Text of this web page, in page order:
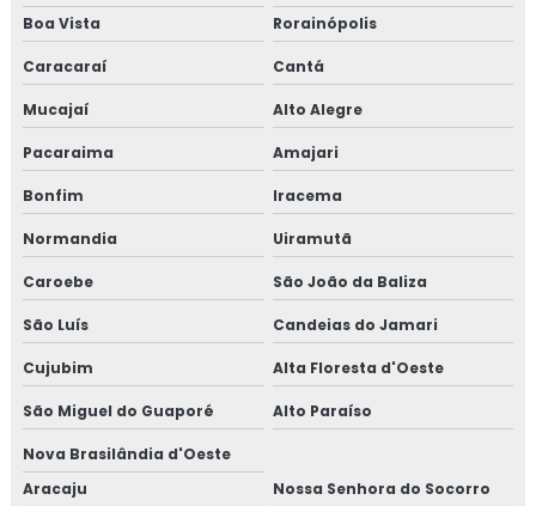
Boa Vista
Rorainópolis
Caracaraí Cantá
Mucajaí Alto Alegre
Pacaraima Amajari
Bonfim Iracema
Normandia Uiramutã
Caroebe São João da Baliza
São Luís Candeias do Jamari
Cujubim Alta Floresta d'Oeste
São Miguel do Guaporé Alto Paraíso
Nova Brasilândia d'Oeste
Aracaju
Nossa Senhora do Socorro